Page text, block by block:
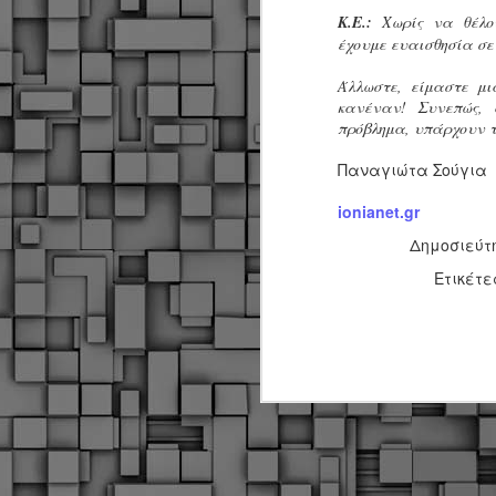
Κ.Ε.: Χωρίς να
έχουμε ευαισθησία
Άλλωστε, είμαστε
κανέναν! Συνεπώς,
πρόβλημα, υπάρχουν
Παναγιώτα Σούγια
ionianet.gr
►